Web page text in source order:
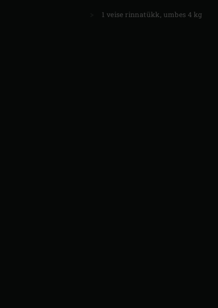
1 veise rinnatükk, umbes 4 kg